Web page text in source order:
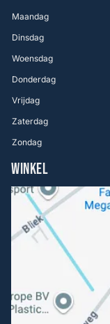
Maandag
Dinsdag
Woensdag
Donderdag
Vrijdag
Zaterdag
Zondag
WINKEL